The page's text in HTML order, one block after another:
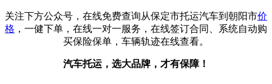
关注下方公众号，在线免费查询从保定市托运汽车到朝阳市价
格 ，一健下单，在线一对一服务，在线签订合同、系统自动购
买保险保单，车辆轨迹在线查看。
汽车托运，选大品牌，才有保障！